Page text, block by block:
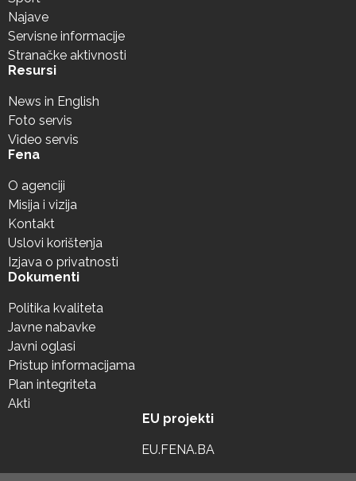
Najave
Servisne informacije
Stranačke aktivnosti
Resursi
News in English
Foto servis
Video servis
Fena
O agenciji
Misija i vizija
Kontakt
Uslovi korištenja
Izjava o privatnosti
Dokumenti
Politika kvaliteta
Javne nabavke
Javni oglasi
Pristup informacijama
Plan integriteta
Akti
EU projekti
EU.FENA.BA